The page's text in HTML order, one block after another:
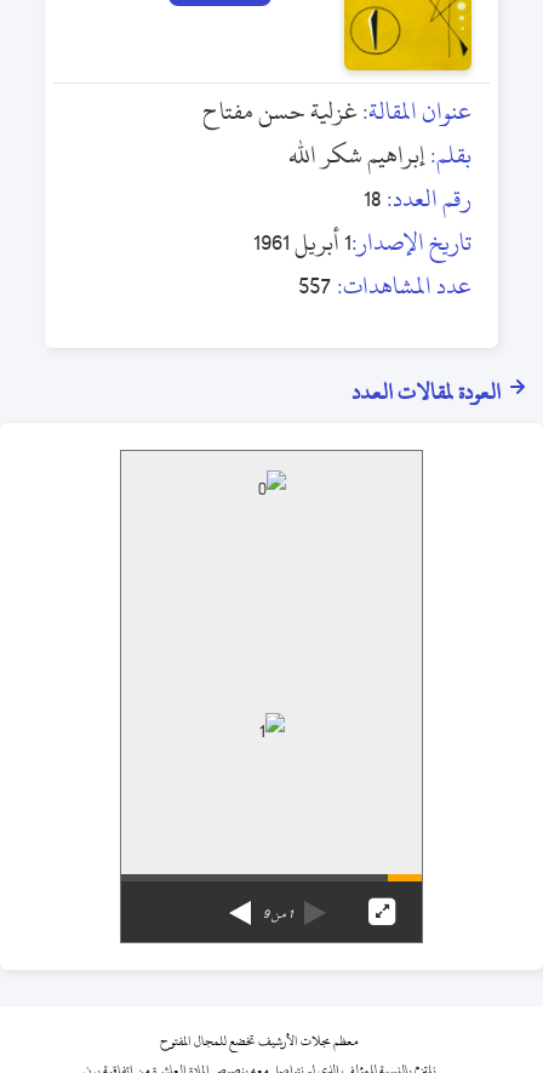
عنوان المقالة:غزلية حسن مفتاح
بقلم:إبراهيم شكر الله
رقم العدد:18
تاريخ الإصدار:1 أبريل 1961
عدد المشاهدات:557
العودة لمقالات العدد
1من9
معظم مجلات الأرشيف تخضع للمجال المفتوح